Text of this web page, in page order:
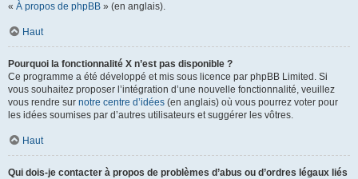
« À propos de phpBB » (en anglais).
Haut
Pourquoi la fonctionnalité X n’est pas disponible ?
Ce programme a été développé et mis sous licence par phpBB Limited. Si
vous souhaitez proposer l’intégration d’une nouvelle fonctionnalité, veuillez
vous rendre sur notre centre d’idées (en anglais) où vous pourrez voter pour
les idées soumises par d’autres utilisateurs et suggérer les vôtres.
Haut
Qui dois-je contacter à propos de problèmes d’abus ou d’ordres légaux liés